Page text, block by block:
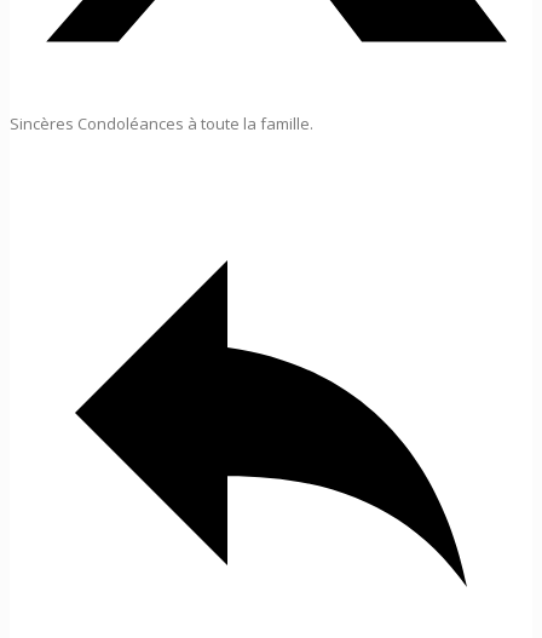
Sincères Condoléances à toute la famille.